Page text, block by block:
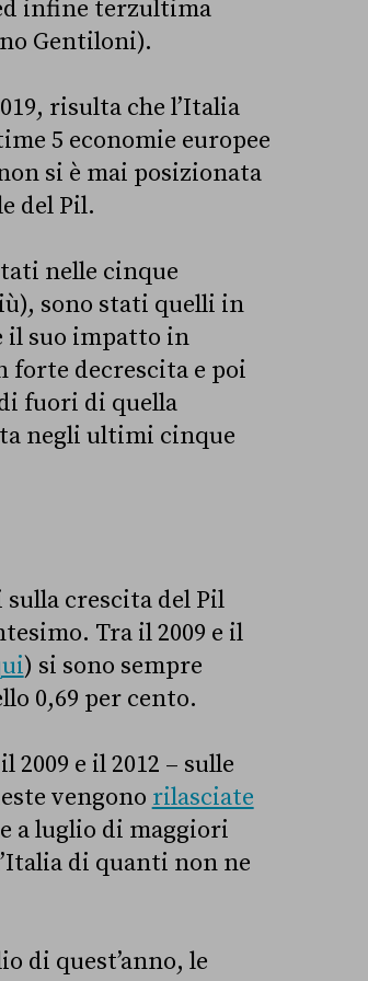
infine terzultima
Gentiloni).
risulta che l’Italia
5 economie europee
si è mai posizionata
del Pil.
nelle cinque
sono stati quelli in
il suo impatto in
forte decrescita e poi
fuori di quella
negli ultimi cinque
crescita del Pil
Tra il 2009 e il
) si sono sempre
0,69 per cento.
2009 e il 2012 – sulle
vengono rilasciate
a luglio di maggiori
di quanti non ne
di quest’anno, le